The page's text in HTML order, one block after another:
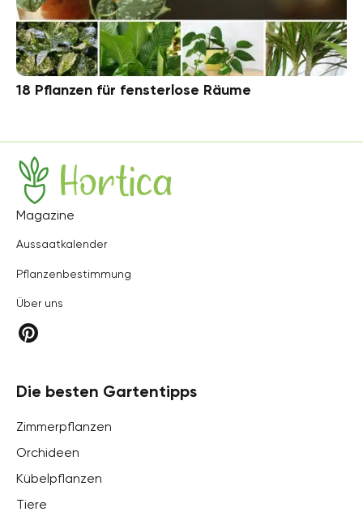
18 Pflanzen für fensterlose Räume
Hortica
Magazine
Aussaatkalender
Pflanzenbestimmung
Über uns
Die besten Gartentipps
Zimmerpflanzen
Orchideen
Kübelpflanzen
Tiere